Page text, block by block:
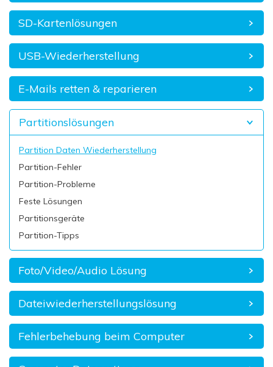
SD-Kartenlösungen
USB-Wiederherstellung
E-Mails retten & reparieren
Partitionslösungen
Partition Daten Wiederherstellung
Partition-Fehler
Partition-Probleme
Feste Lösungen
Partitionsgeräte
Partition-Tipps
Foto/Video/Audio Lösung
Dateiwiederherstellungslösung
Fehlerbehebung beim Computer